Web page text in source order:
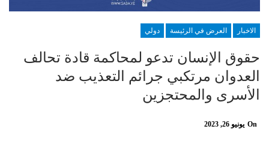
الاخبار العرض في الرئيسة دولي
حقوق الإنسان تدعو لمحاكمة قادة تحالف
العدوان مرتكبي جرائم التعذيب ضد
الأسرى والمحتجزين
On يونيو 26, 2023